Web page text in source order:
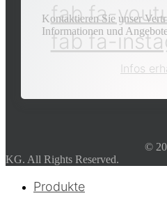
fab fa-
fab fa-
Kontaktieren Sie unser
Informationen und
Infos
©
KG. All Rights Reserved.
Produkte